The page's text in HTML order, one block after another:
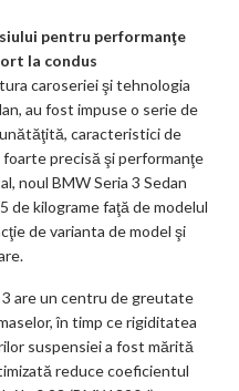
pentru performanţe
la condus
caroseriei şi tehnologia
au fost impuse o serie de
caracteristici de
precisă şi performanţe
noul BMW Seria 3 Sedan
de kilograme faţă de modelul
de varianta de model şi
3 are un centru de greutate
în timp ce rigiditatea
suspensiei a fost mărită
reduce coeficientul